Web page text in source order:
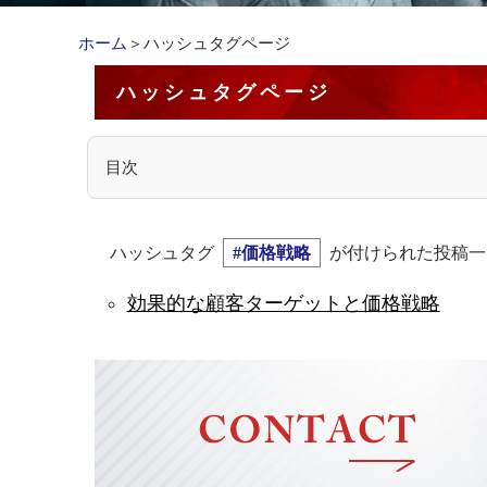
ホーム ＞ハッシュタグページ
ハッシュタグページ
目次
ハッシュタグ #価格戦略 が付けられた投稿
効果的な顧客ターゲットと価格戦略